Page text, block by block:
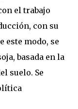
el trabajo
con su
este modo, se
basada en la
suelo. Se